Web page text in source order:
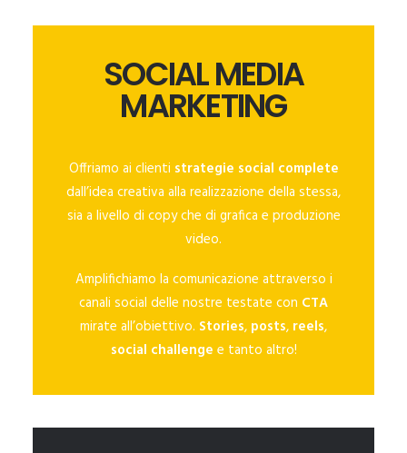
SOCIAL MEDIA
MARKETING
Offriamo ai clienti strategie social complete
dall’idea creativa alla realizzazione della stessa,
sia a livello di copy che di grafica e produzione
video.
Amplifichiamo la comunicazione attraverso i
canali social delle nostre testate con CTA
mirate all’obiettivo. Stories, posts, reels,
social challenge e tanto altro!